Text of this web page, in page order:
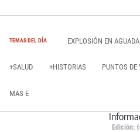
TEMAS DEL DÍA EXPLOSIÓN EN
+SALUD +HISTORIAS PUNTOS DE
MAS E
Edición: